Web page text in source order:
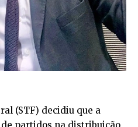
(STF) decidiu que a